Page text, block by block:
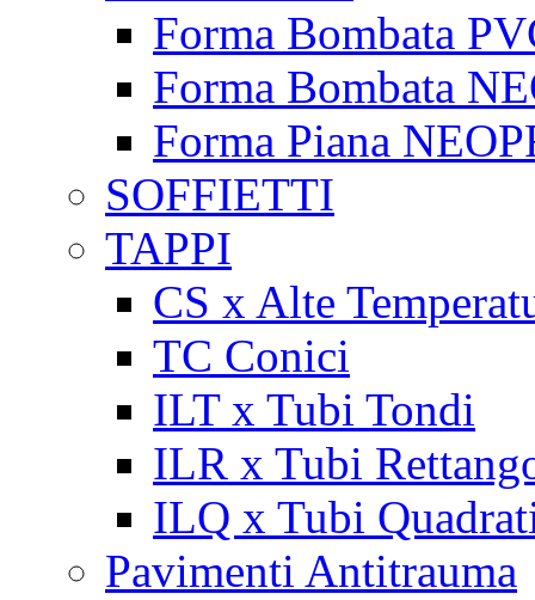
Forma Bombata
Forma Bombata
Forma Piana
SOFFIETTI
TAPPI
CS x Alte
TC Conici
ILT x Tubi Tondi
ILR x Tubi
ILQ x Tubi
Pavimenti Antitrauma